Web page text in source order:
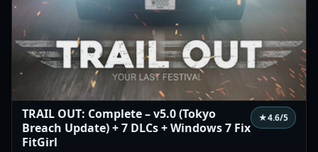
TRAIL OUT: Complete – v5.0 (Tokyo
Breach Update) + 7 DLCs + Windows 7 Fix
FitGirl
★4.6/5